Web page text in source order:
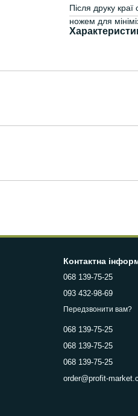
Після друку
ножем для
Контактна
068 139-75-25
093 432-98-69
Передзвонити вам?
068 139-75-25
068 139-75-25
068 139-75-25
order@profit-